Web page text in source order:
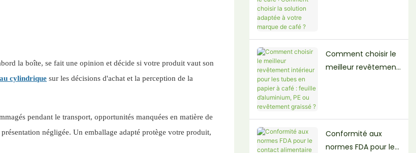
la boîte, se fait une opinion et décide si votre produit vaut son
cylindriquesur les décisions d'achat et la perception de la
pendant le transport, opportunités manquées en matière de
négligée. Un emballage adapté protège votre produit,
votre marque de
café ?
Comment choisir le
meilleur revêtement
d’aluminium, PE ou
revêtement
graissé ?
Conformité aux
normes FDA pour le